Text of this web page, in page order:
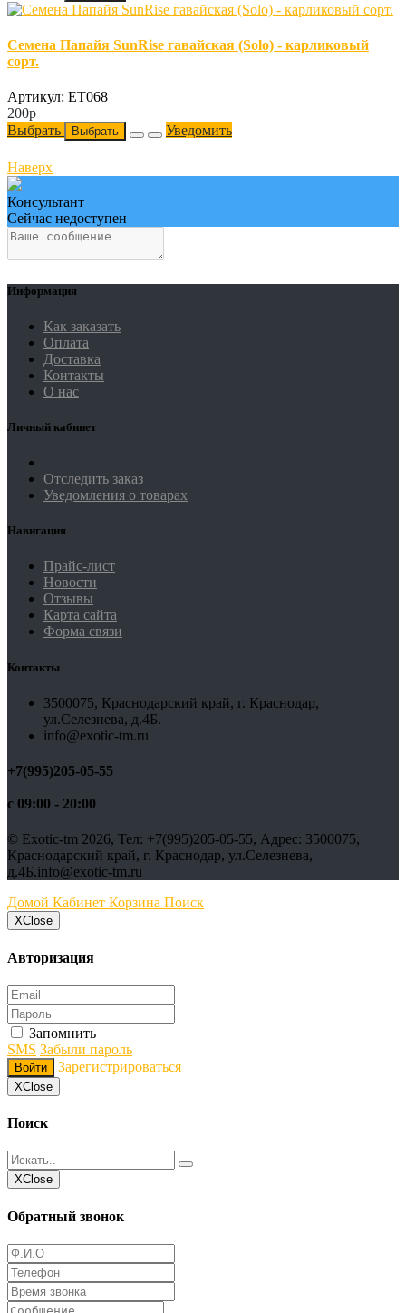
Семена Папайя SunRise гавайская (Solo) - карликовый
сорт.
Артикул: ET068
200p
Выбрать
Выбрать Уведомить
Наверх
Консультант
Сейчас недоступен
Информация
Как заказать
Оплата
Доставка
Контакты
О нас
Личный кабинет
Отследить заказ
Уведомления о товарах
Навигация
Прайс-лист
Новости
Отзывы
Карта сайта
Форма связи
Контакты
3500075, Краснодарский край, г. Краснодар,
ул.Селезнева, д.4Б.
info@exotic-tm.ru
+7(995)205-05-55
с 09:00 - 20:00
© Exotic-tm 2026, Тел: +7(995)205-05-55, Адрес: 3500075,
Краснодарский край, г. Краснодар, ул.Селезнева,
д.4Б.info@exotic-tm.ru
Домой Кабинет Корзина Поиск
ХClose
Авторизация
Запомнить
SMS Забыли пароль
Войти Зарегистрироваться
ХClose
Поиск
ХClose
Обратный звонок